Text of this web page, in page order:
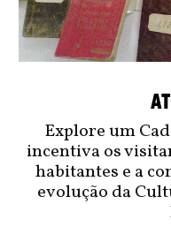
Explore um
incentiva os
habitantes e a
evolução da